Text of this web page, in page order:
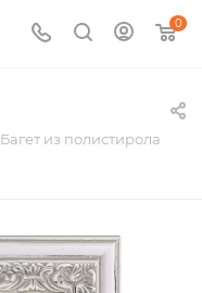
0
Багет из полистирола